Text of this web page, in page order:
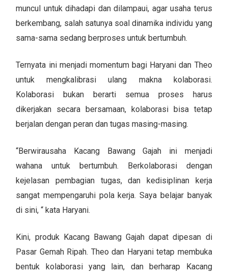
muncul untuk dihadapi dan dilampaui, agar usaha terus
berkembang, salah satunya soal dinamika individu yang
sama-sama sedang berproses untuk bertumbuh.
Ternyata ini menjadi momentum bagi Haryani dan Theo
untuk mengkalibrasi ulang makna kolaborasi.
Kolaborasi bukan berarti semua proses harus
dikerjakan secara bersamaan, kolaborasi bisa tetap
berjalan dengan peran dan tugas masing-masing.
“Berwirausaha Kacang Bawang Gajah ini menjadi
wahana untuk bertumbuh. Berkolaborasi dengan
kejelasan pembagian tugas, dan kedisiplinan kerja
sangat mempengaruhi pola kerja. Saya belajar banyak
di sini, “ kata Haryani.
Kini, produk Kacang Bawang Gajah dapat dipesan di
Pasar Gemah Ripah. Theo dan Haryani tetap membuka
bentuk kolaborasi yang lain, dan berharap Kacang